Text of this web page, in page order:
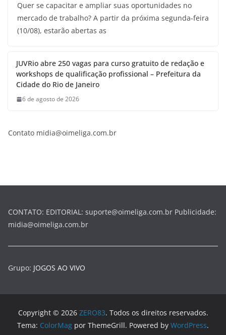
Quer se capacitar e ampliar suas oportunidades no
mercado de trabalho? A partir da próxima segunda-feira
(10/08), estarão abertas as
JUVRio abre 250 vagas para curso gratuito de redação e
workshops de qualificação profissional – Prefeitura da
Cidade do Rio de Janeiro
6 de agosto de 2026
Contato midia@oimeliga.com.br
CONTATO: EDITORIAL: suporte@oimeliga.com.br Publicidade:
midia@oimeliga.com.br
Grupo: JOGOS AO VIVO
Copyright © 2026 ZERO83. Todos os direitos reservados.
Tema: ColorMag por ThemeGrill. Powered by WordPress.